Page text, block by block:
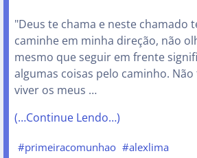
"Deus te chama e neste chamado
caminhe em minha direção, não
mesmo que seguir em frente
algumas coisas pelo caminho.
viver os meus …
(…Continue Lendo…)
#primeiracomunhao #alexlima